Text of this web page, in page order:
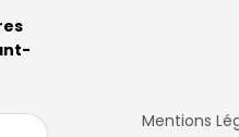
Mentions